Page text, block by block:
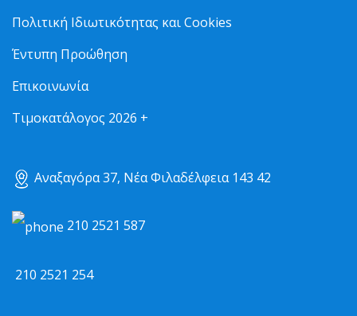
Πολιτική Ιδιωτικότητας και Cookies
Έντυπη Προώθηση
Επικοινωνία
Τιμοκατάλογος 2026 +
Αναξαγόρα 37, Νέα Φιλαδέλφεια 143 42
210 2521 587
210 2521 254